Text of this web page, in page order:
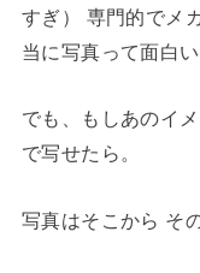
すぎ） 専門的でメ
当に写真って面白
でも、もしあのイ
で写せたら。
写真はそこから そ